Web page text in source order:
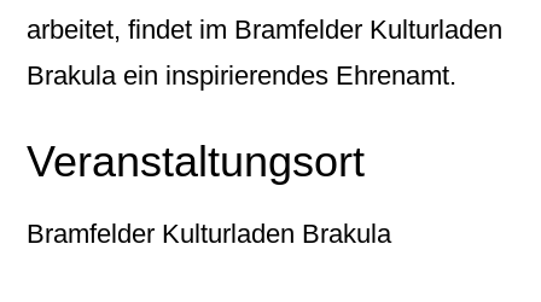
arbeitet, findet im Bramfelder Kulturladen
Brakula ein inspirierendes Ehrenamt.
Veranstaltungsort
Bramfelder Kulturladen Brakula